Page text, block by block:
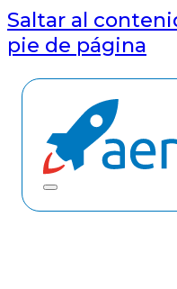
Saltar al
pie de página